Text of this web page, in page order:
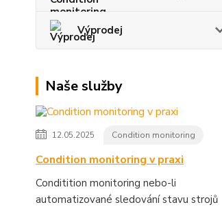
Výprodej
Naše služby
12.05.2025 Condition monitoring
Condition monitoring v praxi
Conditition monitoring nebo-li
automatizované sledování stavu strojů